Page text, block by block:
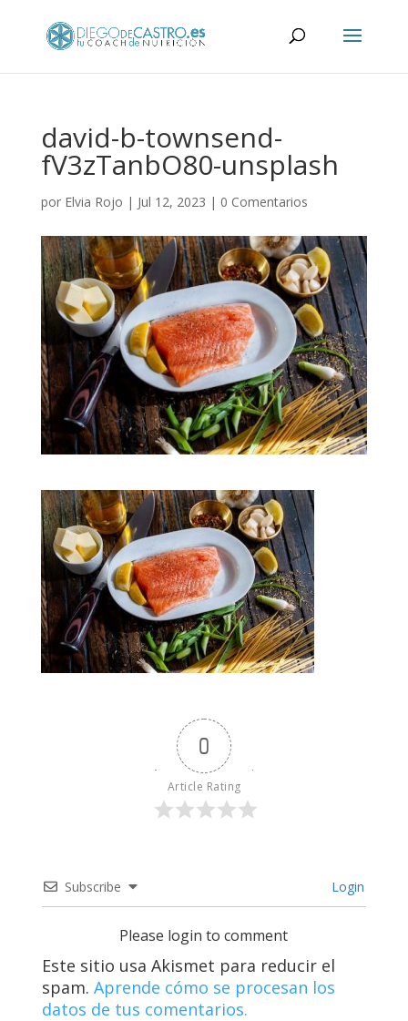
david-b-townsend-
fV3zTanbO80-unsplash
por Elvia Rojo | Jul 12, 2023 | 0 Comentarios
0
Article Rating
Subscribe Login
Please login to comment
Este sitio usa Akismet para reducir el
spam. Aprende cómo se procesan los
datos de tus comentarios.